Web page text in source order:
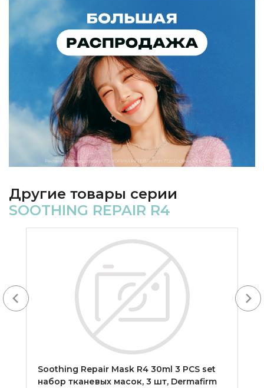
Другие товары серии
SOOTHING REPAIR R4
Soothing Repair Mask R4 30ml 3 PCS set
набор тканевых масок, 3 шт, Dermafirm